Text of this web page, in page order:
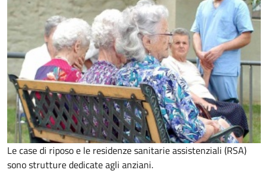
Le case di riposo e le residenze sanitarie assistenziali (RSA)
sono strutture dedicate agli anziani.